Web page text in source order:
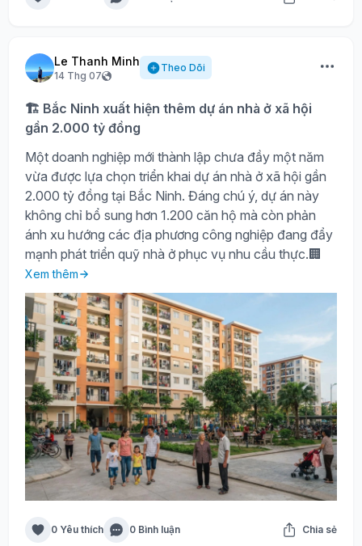
Le Thanh Minh
14 Thg 07
Theo Dõi
🏗️ Bắc Ninh xuất hiện thêm dự án nhà ở xã hội
gần 2.000 tỷ đồng
Một doanh nghiệp mới thành lập chưa đầy một năm
vừa được lựa chọn triển khai dự án nhà ở xã hội gần
2.000 tỷ đồng tại Bắc Ninh. Đáng chú ý, dự án này
không chỉ bổ sung hơn 1.200 căn hộ mà còn phản
ánh xu hướng các địa phương công nghiệp đang đẩy
mạnh phát triển quỹ nhà ở phục vụ nhu cầu thực.🏢
Xem thêm
0 Yêu thích 0 Bình luận Chia sẻ